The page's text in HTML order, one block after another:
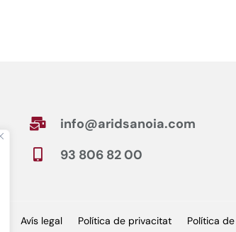
 info@aridsanoia.com
 93 806 82 00
Avís legal Política de privacitat Política